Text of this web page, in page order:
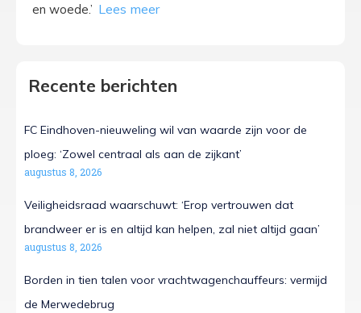
en woede.’
Recente berichten
FC Eindhoven-nieuweling wil van waarde zijn voor de
ploeg: ‘Zowel centraal als aan de zijkant’
augustus 8, 2026
Veiligheidsraad waarschuwt: ‘Erop vertrouwen dat
brandweer er is en altijd kan helpen, zal niet altijd gaan’
augustus 8, 2026
Borden in tien talen voor vrachtwagenchauffeurs: vermijd
de Merwedebrug